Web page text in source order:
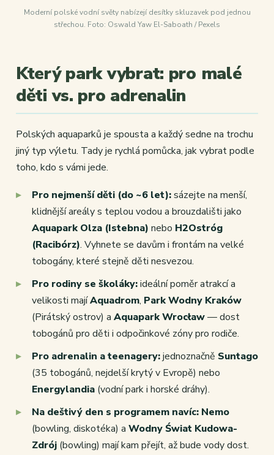
Moderní polské vodní světy nabízejí desítky skluzavek pod jednou
střechou. Foto: Oswald Yaw El-Saboath / Pexels
Který park vybrat: pro malé
děti vs. pro adrenalin
Polských aquaparků je spousta a každý sedne na trochu
jiný typ výletu. Tady je rychlá pomůcka, jak vybrat podle
toho, kdo s vámi jede.
Pro nejmenší děti (do ~6 let):sázejte na menší,
klidnější areály s teplou vodou a brouzdališti jako
Aquapark Olza (Istebna) nebo H2Ostróg
(Racibórz). Vyhnete se davům i frontám na velké
tobogány, které stejně děti nesvezou.
Pro rodiny se školáky:ideální poměr atrakcí a
velikosti majíAquadrom, Park Wodny Kraków
(Pirátský ostrov) a Aquapark Wrocław— dost
tobogánů pro děti i odpočinkové zóny pro rodiče.
Pro adrenalin a teenagery:jednoznačně Suntago
(35 tobogánů, nejdelší krytý v Evropě) nebo
Energylandia (vodní park i horské dráhy).
Na deštivý den s programem navíc: Nemo
(bowling, diskotéka) a Wodny Świat Kudowa-
Zdrój (bowling) mají kam přejít, až bude vody dost.